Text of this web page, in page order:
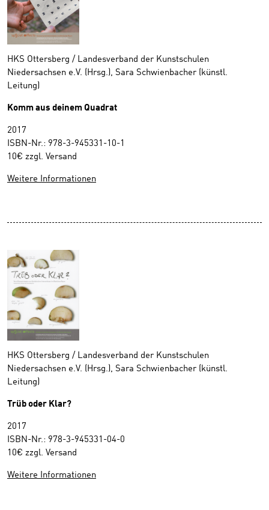
HKS Ottersberg / Landesverband der Kunstschulen
Niedersachsen e.V. (Hrsg.), Sara Schwienbacher (künstl.
Leitung)
Komm aus deinem Quadrat
2017
ISBN-Nr.: 978-3-945331-10-1
10€ zzgl. Versand
Weitere Informationen
HKS Ottersberg / Landesverband der Kunstschulen
Niedersachsen e.V. (Hrsg.), Sara Schwienbacher (künstl.
Leitung)
Trüb oder Klar?
2017
ISBN-Nr.: 978-3-945331-04-0
10€ zzgl. Versand
Weitere Informationen